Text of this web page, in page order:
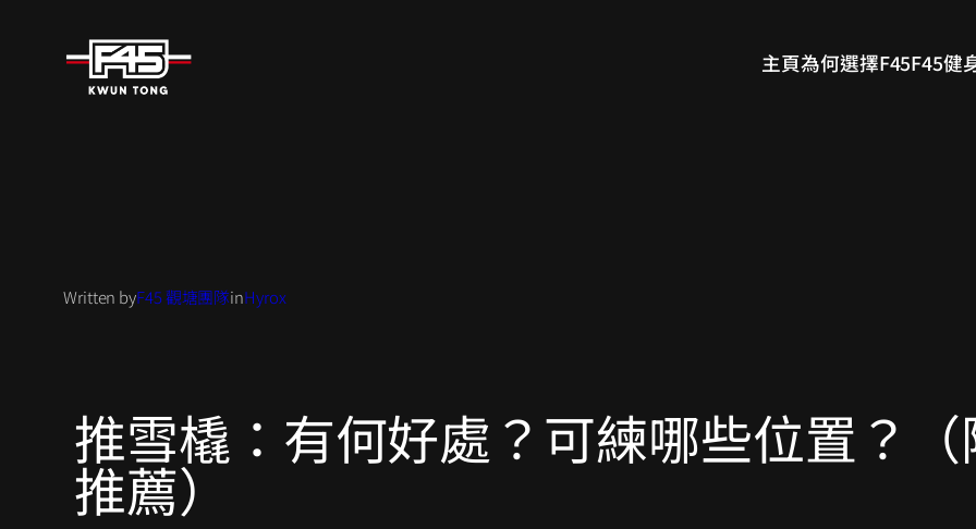
主頁為何選擇F45F45健
Written byF45 觀塘團隊inHyrox
推雪橇：有何好處？可練哪些位置？
推薦）